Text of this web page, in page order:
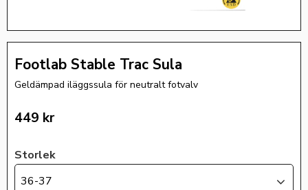
Footlab Stable Trac Sula
Geldämpad iläggssula för neutralt fotvalv
449 kr
Storlek
36-37